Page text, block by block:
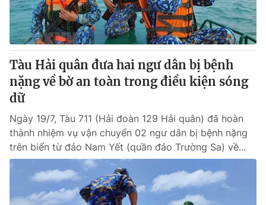
Tàu Hải quân đưa hai ngư dân bị bệnh
nặng về bờ an toàn trong điều kiện sóng
dữ
Ngày 19/7, Tàu 711 (Hải đoàn 129 Hải quân) đã hoàn
thành nhiệm vụ vận chuyển 02 ngư dân bị bệnh nặng
trên biển từ đảo Nam Yết (quần đảo Trường Sa) về...